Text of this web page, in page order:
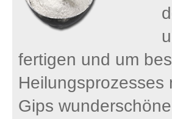
fertigen und um
Gips